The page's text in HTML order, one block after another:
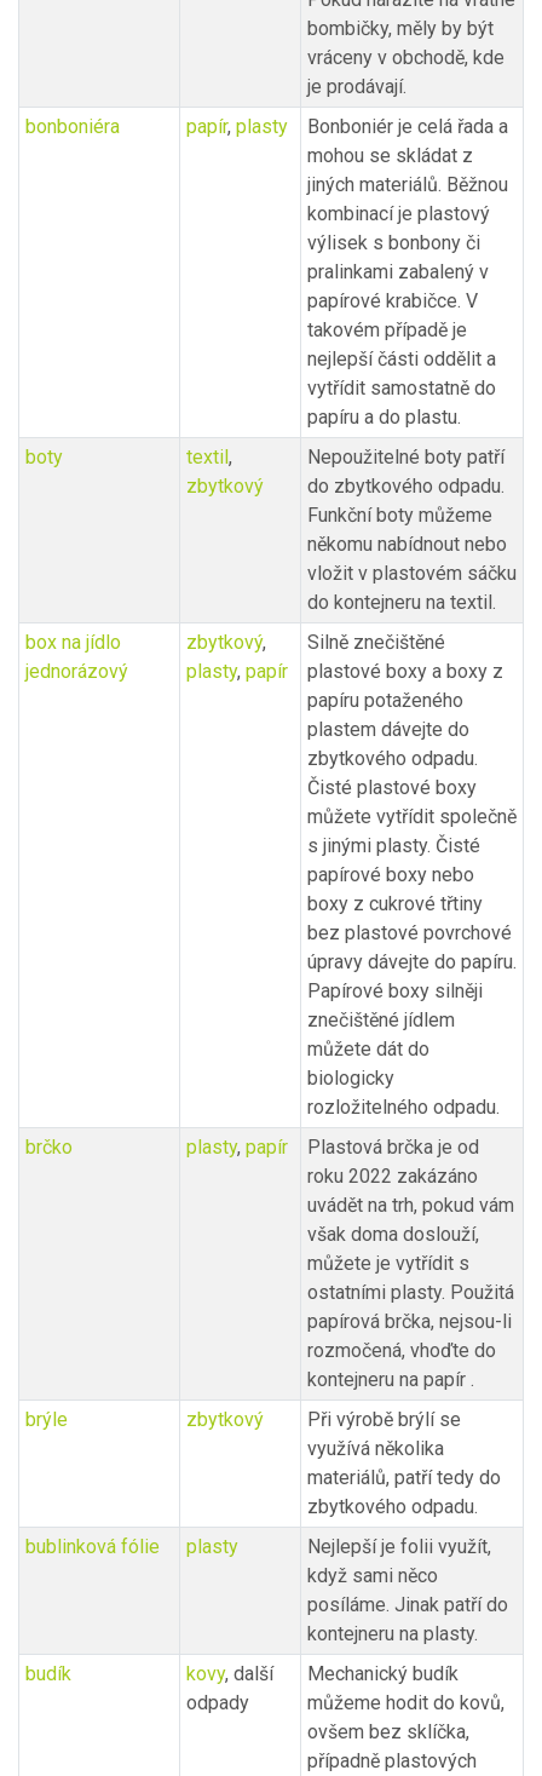
bombičky, měly by být
vráceny v obchodě, kde
je prodávají.
bonboniéra
papír, plasty
Bonboniér je celá řada a
mohou se skládat z
jiných materiálů. Běžnou
kombinací je plastový
výlisek s bonbony či
pralinkami zabalený v
papírové krabičce. V
takovém případě je
nejlepší části oddělit a
vytřídit samostatně do
papíru a do plastu.
boty
textil,
zbytkový
Nepoužitelné boty patří
do zbytkového odpadu.
Funkční boty můžeme
někomu nabídnout nebo
vložit v plastovém sáčku
do kontejneru na textil.
box na jídlo
jednorázový
zbytkový,
plasty, papír
Silně znečištěné
plastové boxy a boxy z
papíru potaženého
plastem dávejte do
zbytkového odpadu.
Čisté plastové boxy
můžete vytřídit společně
s jinými plasty. Čisté
papírové boxy nebo
boxy z cukrové třtiny
bez plastové povrchové
úpravy dávejte do papíru.
Papírové boxy silněji
znečištěné jídlem
můžete dát do
biologicky
rozložitelného odpadu.
brčko
plasty, papír
Plastová brčka je od
roku 2022 zakázáno
uvádět na trh, pokud vám
však doma doslouží,
můžete je vytřídit s
ostatními plasty. Použitá
papírová brčka, nejsou-li
rozmočená, vhoďte do
kontejneru na papír .
brýle
zbytkový
Při výrobě brýlí se
využívá několika
materiálů, patří tedy do
zbytkového odpadu.
bublinková fólie
plasty
Nejlepší je folii využít,
když sami něco
posíláme. Jinak patří do
kontejneru na plasty.
budík
kovy, další
odpady
Mechanický budík
můžeme hodit do kovů,
ovšem bez sklíčka,
případně plastových